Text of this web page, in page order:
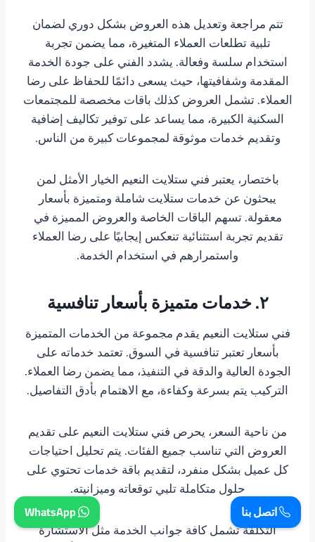
تتم مراجعة وتعديل هذه العروض بشكل دوري لضمان
تلبية تطلعات العملاء المتغيرة، مما يضمن تجربة
استخدام سلسة وفعالة. يشدد الفني على جودة الخدمة
المقدمة وشفافيتها، حيث يسعى دائمًا للحفاظ على رضا
العملاء. تشمل العروض كذلك باقات مخصصة للمجتمعات
السكنية الكبيرة، مما يساعد على توفير تكاليف إضافية
وتقديم خدمات موثوقة لمجموعات كبيرة من الناس.
باختصار، يعتبر فني ستلايت النعيم الخيار الأمثل لمن
يبحثون عن خدمات ستلايت شاملة ومتميزة بأسعار
معقولة. تسهم الباقات الخاصة والعروض المميزة في
تقديم تجربة استثنائية تنعكس إيجابيًا على رضا العملاء
واستمرارهم في استخدام الخدمة.
٢. خدمات متميزة بأسعار تنافسية
فني ستلايت النعيم يقدم مجموعة من الخدمات المتميزة
بأسعار تعتبر تنافسية في السوق. تعتمد خدماته على
الجودة العالية والدقة في التنفيذ، مما يضمن رضا العملاء.
التركيب يتم بسرعة وكفاءة، مع الاهتمام بأدق التفاصيل.
من ناحية السعر، يحرص فني ستلايت النعيم على تقديم
العروض التي تناسب جميع الفئات. يتم تحليل احتياجات
كل عميل بشكل منفرد، لتقديم باقة خدمات تحتوي على
حلول متكاملة تلبي توقعاته وميزانيته.
التكلفة تشمل كافة جوانب الخدمة مثل الاستشارة
اتصل بنا